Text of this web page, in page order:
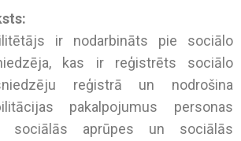
ir nodarbināts pie sociālo
kas ir reģistrēts sociālo
reģistrā un nodrošina
pakalpojumus personas
sociālās aprūpes un sociālās